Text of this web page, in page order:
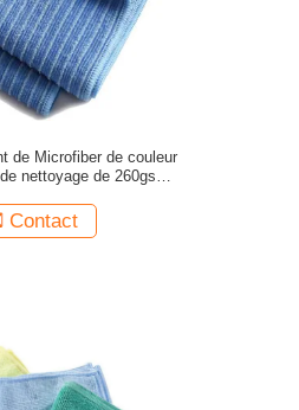
de Microfiber de couleur
nettoyage de 260gsm
Contact